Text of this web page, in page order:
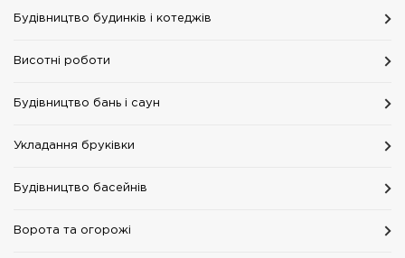
Будівництво будинків і котеджів
Висотні роботи
Будівництво бань і саун
Укладання бруківки
Будівництво басейнів
Ворота та огорожі